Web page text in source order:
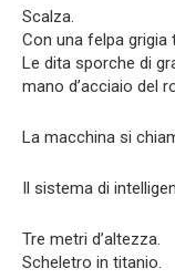
Scalza.
Con una felpa grigia
Le dita sporche di
mano d’acciaio del
La macchina si
Il sistema di
Tre metri d’altezza.
Scheletro in titanio.